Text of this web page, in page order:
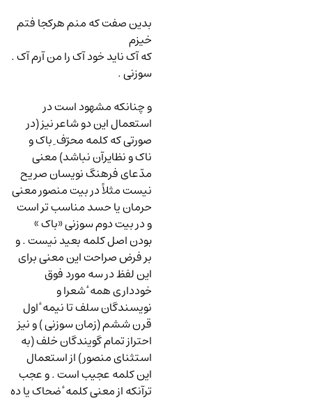
بدین صفت که منم هرکجا فتم
خیزم
که آک ناید خود آک را من آرم آک .
سوزنی .
و چنانکه مشهود است در
استعمال این دو شاعر نیز (در
صورتی که کلمه محرّف ِ باک و
ناک و نظایرآن نباشد) معنی
مدّعای فرهنگ نویسان صریح
نیست مثلاً در بیت منصور معنی
حرمان یا حسد مناسب تر است
و در بیت دوم سوزنی «باک »
بودن اصل کلمه بعید نیست . و
بر فرض صراحت این معنی برای
این لفظ در سه مورد فوق
خودداری همه ٔ شعرا و
نویسندگان سلف تا نیمه ٔ اول
قرن ششم (زمان سوزنی ) و نیز
احتراز تمام گویندگان خلف (به
استثنای منصور) از استعمال
این کلمه عجیب است . و عجب
ترآنکه از معنی کلمه ٔ ضحاک یا ده